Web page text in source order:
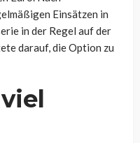
Einsätzen in
in der Regel auf der
darauf, die Option zu